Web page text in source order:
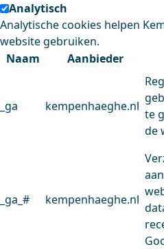
Analytisch
Analytische cookies helpen
website gebruiken.
Naam
Aanbieder
_ga kempenhaeghe.nl
te
de
_ga_# kempenhaeghe.nl